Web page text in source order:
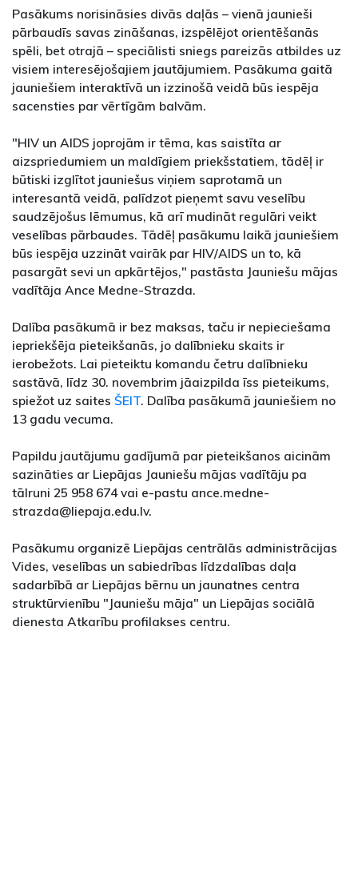
Pasākums norisināsies divās daļās – vienā jaunieši
pārbaudīs savas zināšanas, izspēlējot orientēšanās
spēli, bet otrajā – speciālisti sniegs pareizās atbildes uz
visiem interesējošajiem jautājumiem. Pasākuma gaitā
jauniešiem interaktīvā un izzinošā veidā būs iespēja
sacensties par vērtīgām balvām.
"HIV un AIDS joprojām ir tēma, kas saistīta ar
aizspriedumiem un maldīgiem priekšstatiem, tādēļ ir
būtiski izglītot jauniešus viņiem saprotamā un
interesantā veidā, palīdzot pieņemt savu veselību
saudzējošus lēmumus, kā arī mudināt regulāri veikt
veselības pārbaudes. Tādēļ pasākumu laikā jauniešiem
būs iespēja uzzināt vairāk par HIV/AIDS un to, kā
pasargāt sevi un apkārtējos," pastāsta Jauniešu mājas
vadītāja Ance Medne-Strazda.
Dalība pasākumā ir bez maksas, taču ir nepieciešama
iepriekšēja pieteikšanās, jo dalībnieku skaits ir
ierobežots. Lai pieteiktu komandu četru dalībnieku
sastāvā, līdz 30. novembrim jāaizpilda īss pieteikums,
spiežot uz saites ŠEIT. Dalība pasākumā jauniešiem no
13 gadu vecuma.
Papildu jautājumu gadījumā par pieteikšanos aicinām
sazināties ar Liepājas Jauniešu mājas vadītāju pa
tālruni 25 958 674 vai e-pastu ance.medne-
strazda@liepaja.edu.lv.
Pasākumu organizē Liepājas centrālās administrācijas
Vides, veselības un sabiedrības līdzdalības daļa
sadarbībā ar Liepājas bērnu un jaunatnes centra
struktūrvienību "Jauniešu māja" un Liepājas sociālā
dienesta Atkarību profilakses centru.